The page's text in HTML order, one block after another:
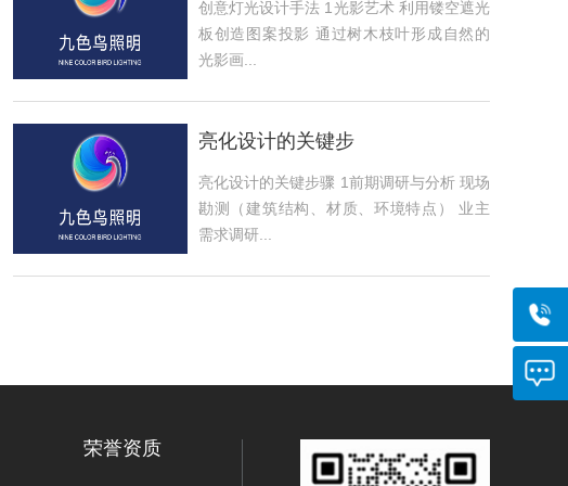
创意灯光设计手法 1光影艺术 利用镂空遮光
板创造图案投影 通过树木枝叶形成自然的
光影画...
亮化设计的关键步
亮化设计的关键步骤 1前期调研与分析 现场
勘测（建筑结构、材质、环境特点） 业主
需求调研...
荣誉资质